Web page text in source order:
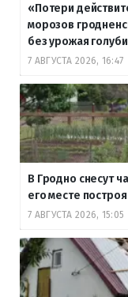
«Потери
морозов
без урожая
7 АВГУСТА 2026, 16:47
В Гродно снесут
его месте
7 АВГУСТА 2026, 15:05